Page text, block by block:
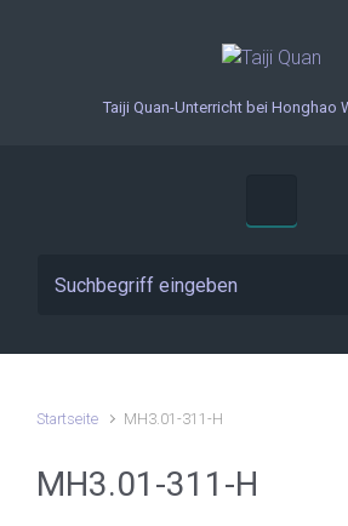
Taiji Quan-Unterricht bei Honghao
Startseite MH3.01-311-H
MH3.01-311-H